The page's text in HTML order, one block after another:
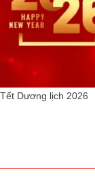
Dương lịch 2026